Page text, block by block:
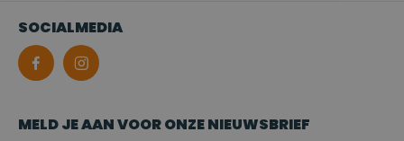
SOCIALMEDIA
MELD JE AAN VOOR ONZE NIEUWSBRIEF